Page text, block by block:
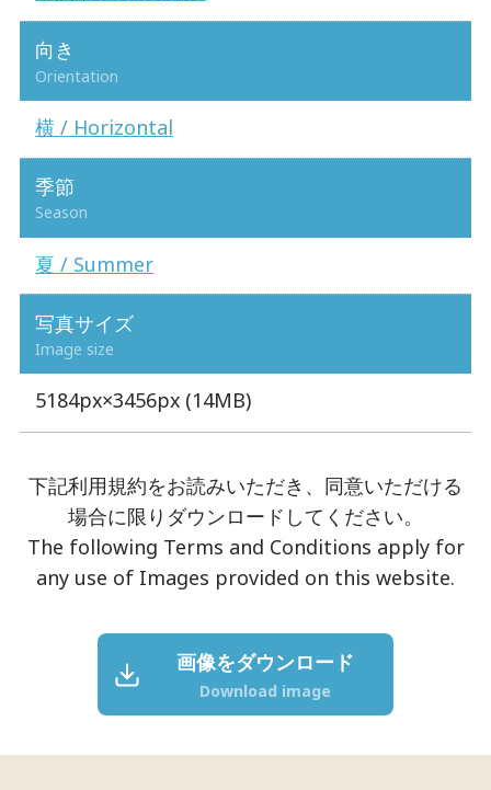
向き
Orientation
横 / Horizontal
季節
Season
夏 / Summer
写真サイズ
Image size
5184px×3456px (14MB)
下記利用規約をお読みいただき、同意いただける
場合に限りダウンロードしてください。
The following Terms and Conditions apply for
any use of Images provided on this website.
画像をダウンロード
Download image